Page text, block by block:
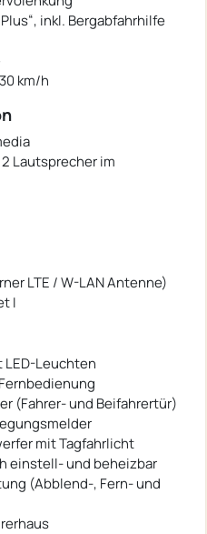
inkl. Bergabfahrhilfe
km/h
Lautsprecher im
LTE / W-LAN Antenne)
I
Leuchten
(Fahrer- und Beifahrertür)
mit Tagfahrlicht
einstell- und beheizbar
(Abblend-, Fern- und